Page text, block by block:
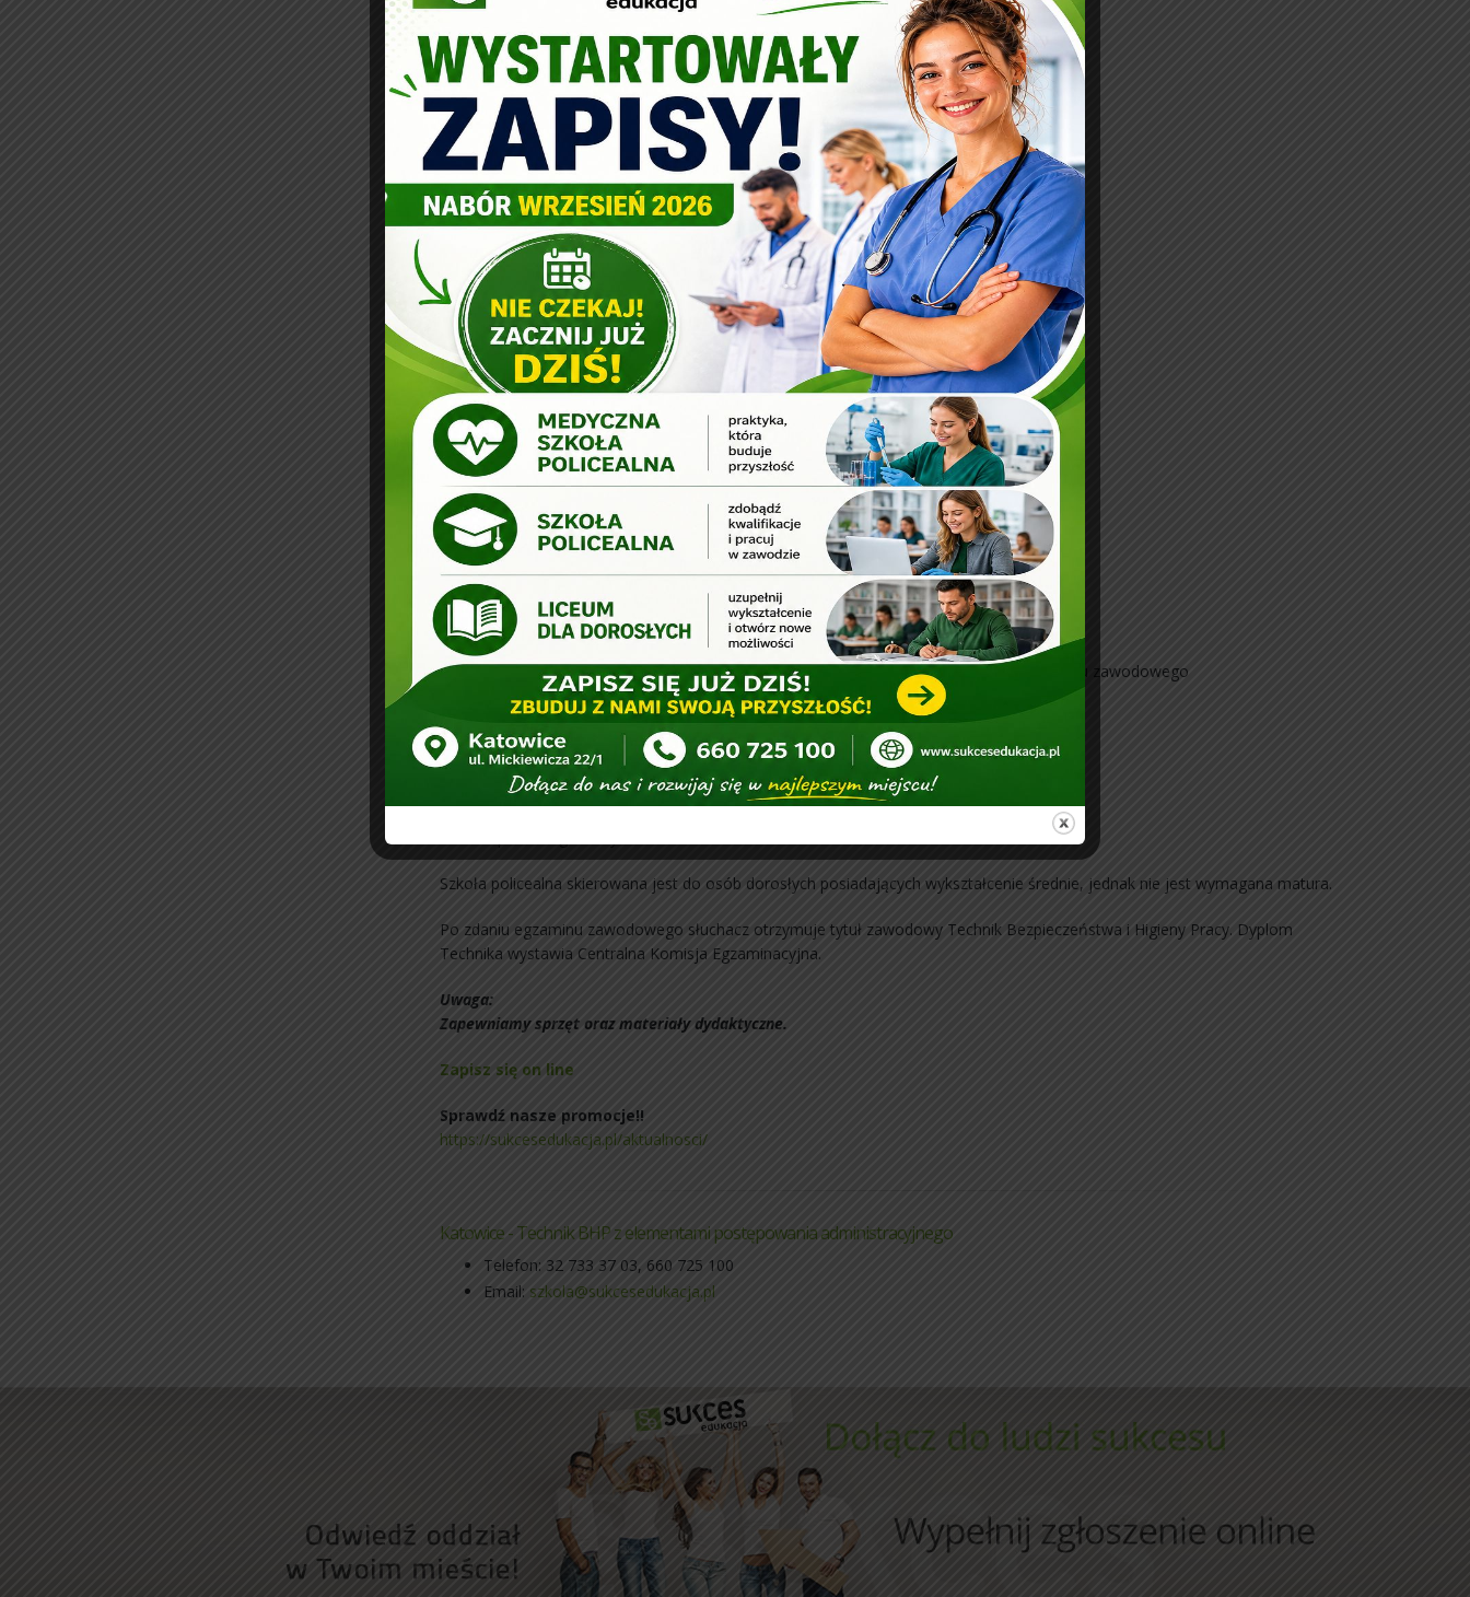
Wykaz przedmiotów w toku kształcenia:
Przedmioty teoretyczne zawodowe:
1. Podstawy prawa pracy
2. Techniczne bezpieczeństwo pracy
3. Ergonomia w procesie pracy
4. Zagrożenia w środowisku pracy
5. Język obcy zawodowy w bezpieczeństwie i higienie pracy
Przedmioty realizowane w formie zajęć praktycznych:
1. Pracownia komunikacji interpersonalnej
2. Ocena ryzyka zawodowego
3. Ustalanie okoliczności i przyczyn wypadków przy pracy oraz chorób zawodowych
4. Zarządzanie systemami bezpieczeństwa i higieny pracy
5. Praktyka zawodowa
Wymagania wstępne:
ukończone 18 lat
dowód osobisty
świadectwo ukończenia szkoły średniej
Przyjęcia:
semestr I
absolwenci szkoły średniej
wszystkie wyższe semestry
uczniów szkół, którzy przerwali naukę na tym samym kierunku
Otrzymasz od Nas:
– świadectwo ukończenia szkoły na druku MEN, pod warunkiem przystąpienia do egzaminu zawodowego
Korzyści od nas:
– zniżki na podstawie legitymacji szkolnej
– zniżki u naszych partnerów
– bezpłatne zaświadczenia do ZUS, KRUS itp.
– bezpłatne konsultacje dodatkowe
Szkoła policealna skierowana jest do osób dorosłych posiadających wykształcenie średnie, jednak nie jest wymagana matura.
Po zdaniu egzaminu zawodowego słuchacz otrzymuje tytuł zawodowy Technik Bezpieczeństwa i Higieny Pracy. Dyplom
Technika wystawia Centralna Komisja Egzaminacyjna.
Uwaga:
Zapewniamy sprzęt oraz materiały dydaktyczne.
Zapisz się on line
Sprawdź nasze promocje!!
https://sukcesedukacja.pl/aktualnosci/
Katowice - Technik BHP z elementami postępowania administracyjnego
Telefon: 32 733 37 03, 660 725 100
Email: szkola@sukcesedukacja.pl